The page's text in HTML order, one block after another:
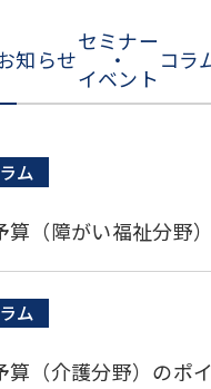
知らせ
セミナー
・
イベント
コラ
ム
（障がい福祉分野
ム
（介護分野）のポ